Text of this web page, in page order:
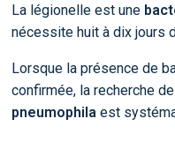
La légionelle est une
nécessite huit à dix jours
Lorsque la présence de
confirmée, la recherche
pneumophila est